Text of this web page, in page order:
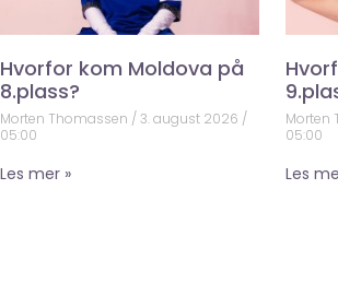
Hvorfor kom Moldova på
8.plass?
Morten Thomassen
3. august 2026
05:00
Les mer »
Morten
05:00
Les